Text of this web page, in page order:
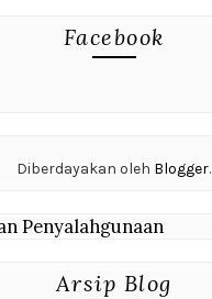
Facebook
Diberdayakan oleh Blogger.
Penyalahgunaan
Arsip Blog